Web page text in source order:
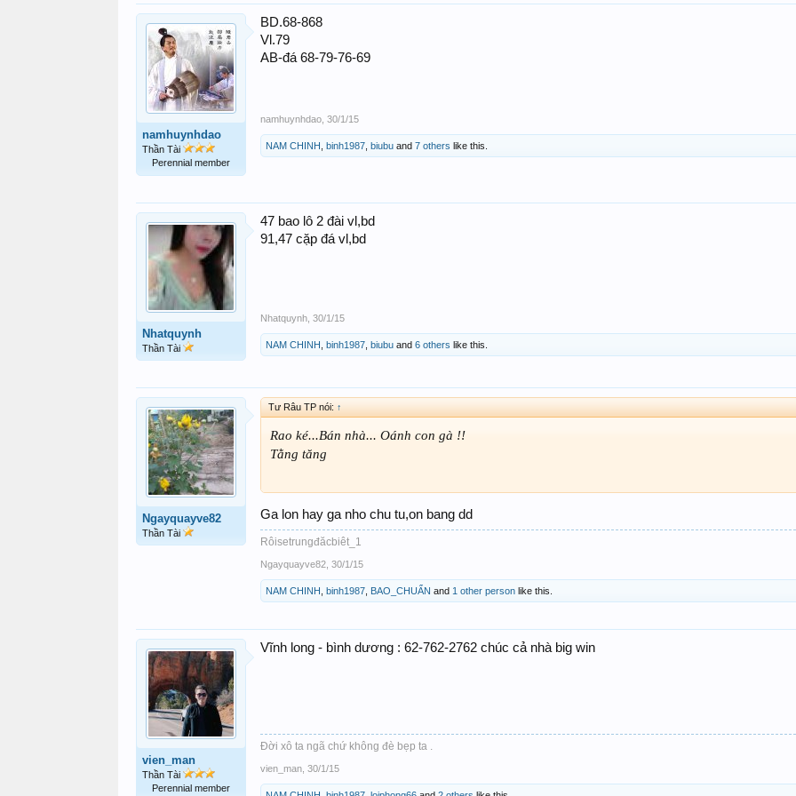
namhuynhdao
Thần Tài
Perennial member
BD.68-868
Vl.79
AB-đá 68-79-76-69
namhuynhdao 30/1/15
NAM CHINH binh1987 biubu and 7 others like this.
Nhatquynh
Thần Tài
47 bao lô 2 đài vl,bd
91,47 cặp đá vl,bd
Nhatquynh 30/1/15
NAM CHINH binh1987 biubu and 6 others like this.
Ngayquayve82
Thần Tài
Tư Râu TP nói: ↑
Rao ké...Bán nhà... Oánh con gà !!
Tằng tăng
Ga lon hay ga nho chu tu,on bang dd
Rôisetrungđăcbiêt_1
Ngayquayve82 30/1/15
NAM CHINH binh1987 BAO_CHUẨN and 1 other person like this.
vien_man
Thần Tài
Perennial member
Vĩnh long - bình dương : 62-762-2762 chúc cả nhà big win
Đời xô ta ngã chứ không đè bẹp ta .
vien_man 30/1/15